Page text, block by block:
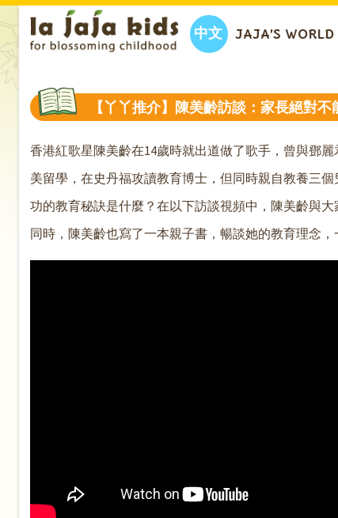
中文 JAJA’S WORLD
【丫丫推介】陳美齡訪談：家長絕對不
香港紅歌星陳美齡在14歲時就出道做了歌手，曾與鄧
美留學，在史丹福攻讀教育博士，但同時親自教養三
功的教育秘訣是什麼？在以下訪談視頻中，陳美齡與
同時，陳美齡也寫了一本親子書，暢談她的教育理念，